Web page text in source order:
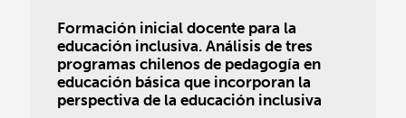
Formación inicial docente para la
educación inclusiva. Análisis de tres
programas chilenos de pedagogía en
educación básica que incorporan la
perspectiva de la educación inclusiva